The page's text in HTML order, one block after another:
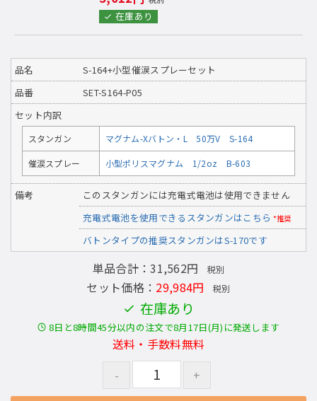
在庫あり
品名
S-164+小型催涙スプレーセット
品番
SET-S164-P05
セット内訳
スタンガン マグナム-Xバトン・L 50万V S-164
催涙スプレー 小型ポリスマグナム 1/2oz B-603
備考
このスタンガンには充電式電池は使用できません
充電式電池を使用できるスタンガンはこちら *推奨
バトンタイプの推奨スタンガンはS-170です
単品合計：31,562円 税別
セット価格： 29,984円 税別
在庫あり
8日と8時間45分以内の注文で8月17日(月)に発送します
送料・手数料無料